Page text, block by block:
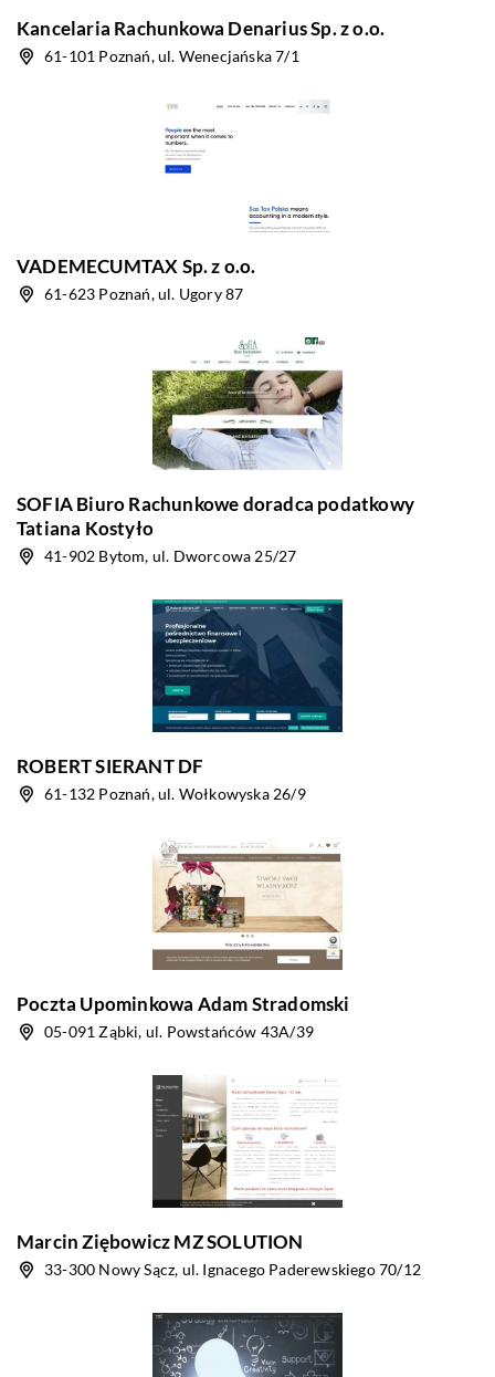
Kancelaria Rachunkowa Denarius Sp. z o.o.
61-101 Poznań, ul. Wenecjańska 7/1
VADEMECUMTAX Sp. z o.o.
61-623 Poznań, ul. Ugory 87
SOFIA Biuro Rachunkowe doradca podatkowy
Tatiana Kostyło
41-902 Bytom, ul. Dworcowa 25/27
ROBERT SIERANT DF
61-132 Poznań, ul. Wołkowyska 26/9
Poczta Upominkowa Adam Stradomski
05-091 Ząbki, ul. Powstańców 43A/39
Marcin Ziębowicz MZ SOLUTION
33-300 Nowy Sącz, ul. Ignacego Paderewskiego 70/12